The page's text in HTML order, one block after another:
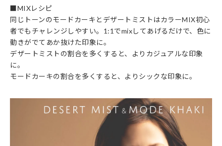
■MIXレシピ
同じトーンのモードカーキとデザートミストはカラーMIX初心
者でもチャレンジしやすい。1:1でmixしてあげるだけで、色に
動きがでてあか抜けた印象に。
デザートミストの割合を多くすると、よりカジュアルな印象
に。
モードカーキの割合を多くすると、よりシックな印象に。